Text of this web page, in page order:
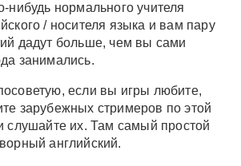
нибудь нормального учителя
/ носителя языка и вам пару
дадут больше, чем вы сами
занимались.
если вы игры любите,
зарубежных стримеров по этой
слушайте их. Там самый простой
английский.